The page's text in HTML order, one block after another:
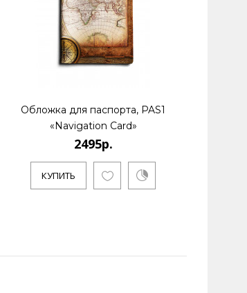
Обложка для паспорта, PAS1
«Navigation Card»
2495р.
КУПИТЬ